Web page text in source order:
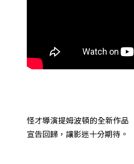
怪才導演提姆波頓的全新作品
宣告回歸，讓影迷十分期待。